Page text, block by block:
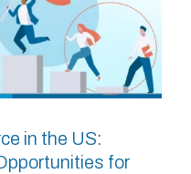
in the US:
for